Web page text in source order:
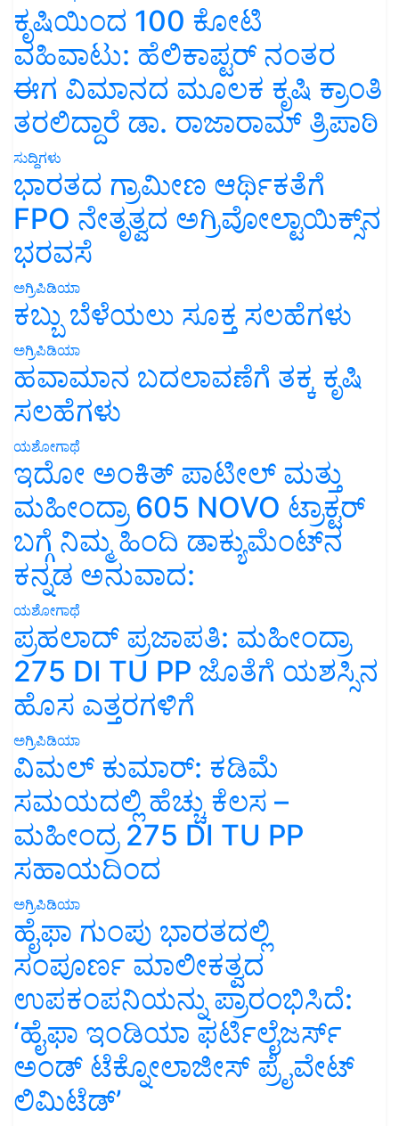
ಕೃಷಿಯಿಂದ 100 ಕೋಟಿ
ವಹಿವಾಟು: ಹೆಲಿಕಾಪ್ಟರ್ ನಂತರ
ಈಗ ವಿಮಾನದ ಮೂಲಕ ಕೃಷಿ ಕ್ರಾಂತಿ
ತರಲಿದ್ದಾರೆ ಡಾ. ರಾಜಾರಾಮ್ ತ್ರಿಪಾಠಿ
ಸುದ್ದಿಗಳು
ಭಾರತದ ಗ್ರಾಮೀಣ ಆರ್ಥಿಕತೆಗೆ
FPO ನೇತೃತ್ವದ ಅಗ್ರಿವೋಲ್ಟಾಯಿಕ್ಸ್‌ನ
ಭರವಸೆ
ಅಗ್ರಿಪಿಡಿಯಾ
ಕಬ್ಬು ಬೆಳೆಯಲು ಸೂಕ್ತ ಸಲಹೆಗಳು
ಅಗ್ರಿಪಿಡಿಯಾ
ಹವಾಮಾನ ಬದಲಾವಣೆಗೆ ತಕ್ಕ ಕೃಷಿ
ಸಲಹೆಗಳು
ಯಶೋಗಾಥೆ
ಇದೋ ಅಂಕಿತ್ ಪಾಟೀಲ್ ಮತ್ತು
ಮಹೀಂದ್ರಾ 605 NOVO ಟ್ರಾಕ್ಟರ್
ಬಗ್ಗೆ ನಿಮ್ಮ ಹಿಂದಿ ಡಾಕ್ಯುಮೆಂಟ್‌ನ
ಕನ್ನಡ ಅನುವಾದ:
ಯಶೋಗಾಥೆ
ಪ್ರಹಲಾದ್ ಪ್ರಜಾಪತಿ: ಮಹೀಂದ್ರಾ
275 DI TU PP ಜೊತೆಗೆ ಯಶಸ್ಸಿನ
ಹೊಸ ಎತ್ತರಗಳಿಗೆ
ಅಗ್ರಿಪಿಡಿಯಾ
ವಿಮಲ್ ಕುಮಾರ್: ಕಡಿಮೆ
ಸಮಯದಲ್ಲಿ ಹೆಚ್ಚು ಕೆಲಸ –
ಮಹೀಂದ್ರ 275 DI TU PP
ಸಹಾಯದಿಂದ
ಅಗ್ರಿಪಿಡಿಯಾ
ಹೈಫಾ ಗುಂಪು ಭಾರತದಲ್ಲಿ
ಸಂಪೂರ್ಣ ಮಾಲೀಕತ್ವದ
ಉಪಕಂಪನಿಯನ್ನು ಪ್ರಾರಂಭಿಸಿದೆ:
‘ಹೈಫಾ ಇಂಡಿಯಾ ಫರ್ಟಿಲೈಜರ್ಸ್
ಅಂಡ್ ಟೆಕ್ನೋಲಾಜೀಸ್ ಪ್ರೈವೇಟ್
ಲಿಮಿಟೆಡ್’